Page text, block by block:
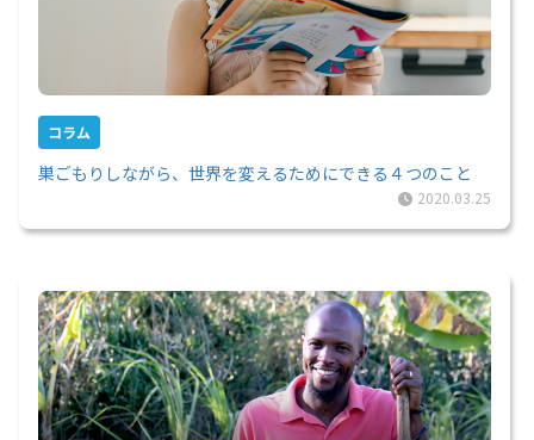
コラム
巣ごもりしながら、世界を変えるためにできる４つのこと
2020.03.25